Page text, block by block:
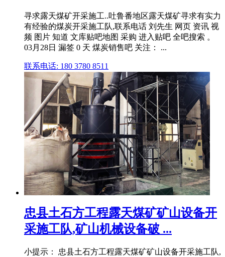
寻求露天煤矿开采施工..吐鲁番地区露天煤矿寻求有实力
有经验的煤炭开采施工队,联系电话 刘先生 网页 资讯 视
频 图片 知道 文库贴吧地图 采购 进入贴吧 全吧搜索 。
03月28日 漏签 0 天 煤炭销售吧 关注： ...
联系电话: 180 3780 8511
忠县土石方工程露天煤矿矿山设备开
采施工队,矿山机械设备破 ...
小提示： 忠县土石方工程露天煤矿矿山设备开采施工队,